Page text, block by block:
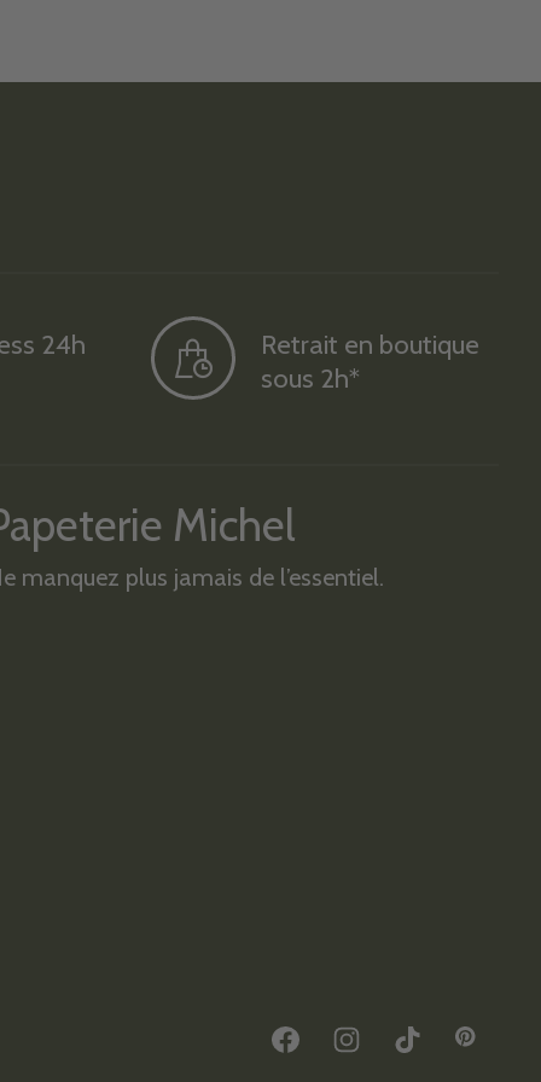
24h
Retrait en boutique
sous 2h*
Michel
manquez plus jamais de l’essentiel.